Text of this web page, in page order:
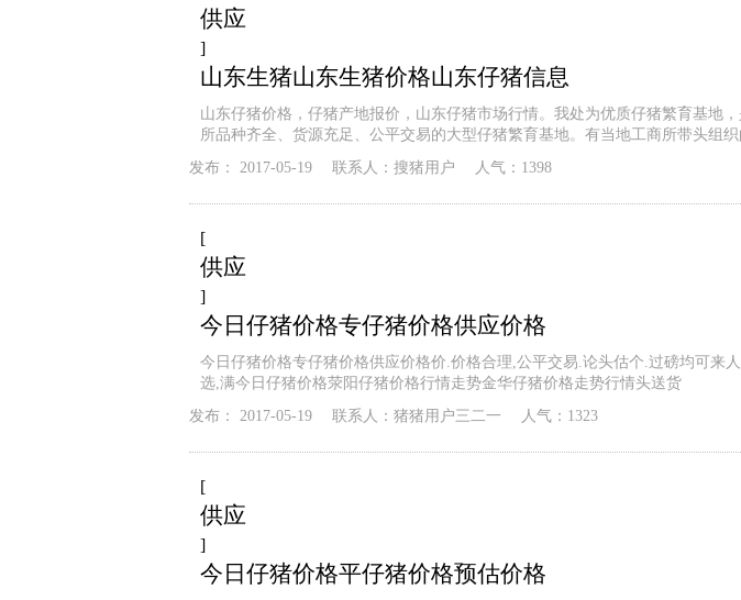
供应
]
山东生猪山东生猪价格山东仔猪信息
山东仔猪价格，仔猪产地报价，山东仔猪市场行情。我处为优质仔猪繁育基地，
所品种齐全、货源充足、公平交易的大型仔猪繁育基地。有当地工商所带头组织
发布： 2017-05-19 联系人： 搜猪用户 人气：1398
[
供应
]
今日仔猪价格专仔猪价格供应价格
今日仔猪价格专仔猪价格供应价格价.价格合理,公平交易.论头估个.过磅均可来
选,满今日仔猪价格荥阳仔猪价格行情走势金华仔猪价格走势行情头送货
发布： 2017-05-19 联系人： 猪猪用户三二一 人气：1323
[
供应
]
今日仔猪价格平仔猪价格预估价格